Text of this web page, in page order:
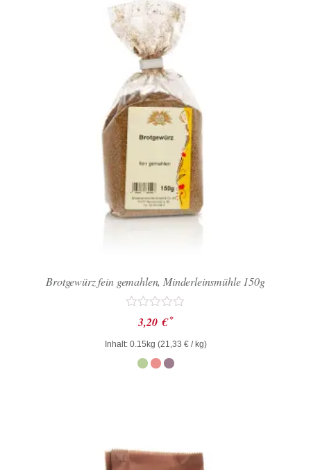
Brotgewürz fein gemahlen, Minderleinsmühle 150g
Bewertet
mit
0
von
3,20 € *
Inhalt: 0.15kg (21,33 €/ kg)